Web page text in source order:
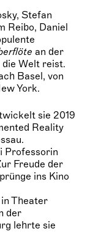
Stefan
Reibo, Daniel
an der
Welt reist.
Basel, von
York.
sie 2019
Reality
Professorin
Freude der
ins Kino
Theater
der
lehrte sie